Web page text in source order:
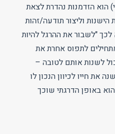
הוא הזדמנות נהדרת לצאת
וליצור תודעה/זהות
"לשבור את ההרגל להיות
לתפוס אחרת את
לשנות אותם לטובה –
חייו לכיוון הנכון לו
באופן הדרגתי שוכך